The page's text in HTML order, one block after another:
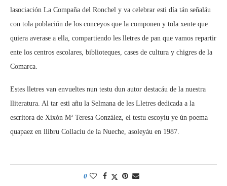
lasociación La Compaña del Ronchel y va celebrar esti día tán señaláu
con tola población de los conceyos que la componen y tola xente que
quiera averase a ella, compartiendo les lletres de pan que vamos repartir
ente los centros escolares, biblioteques, cases de cultura y chigres de la
Comarca.
Estes lletres van envueltes nun testu dun autor destacáu de la nuestra
lliteratura. Al tar esti añu la Selmana de les Lletres dedicada a la
escritora de Xixón Mª Teresa González, el testu escoyíu ye ún poema
quapaez en llibru Collaciu de la Nueche, asoleyáu en 1987.
0